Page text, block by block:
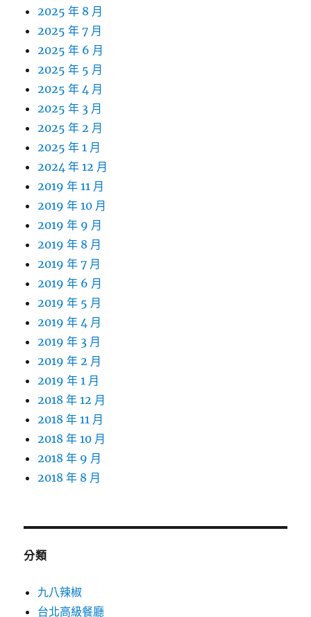
2025 年 8 月
2025 年 7 月
2025 年 6 月
2025 年 5 月
2025 年 4 月
2025 年 3 月
2025 年 2 月
2025 年 1 月
2024 年 12 月
2019 年 11 月
2019 年 10 月
2019 年 9 月
2019 年 8 月
2019 年 7 月
2019 年 6 月
2019 年 5 月
2019 年 4 月
2019 年 3 月
2019 年 2 月
2019 年 1 月
2018 年 12 月
2018 年 11 月
2018 年 10 月
2018 年 9 月
2018 年 8 月
分類
九八辣椒
台北高級餐廳